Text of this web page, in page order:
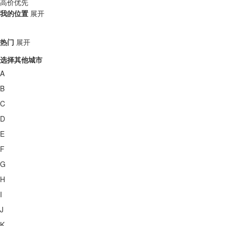
我的位置 展开
热门 展开
选择其他城市
A
B
C
D
E
F
G
H
I
J